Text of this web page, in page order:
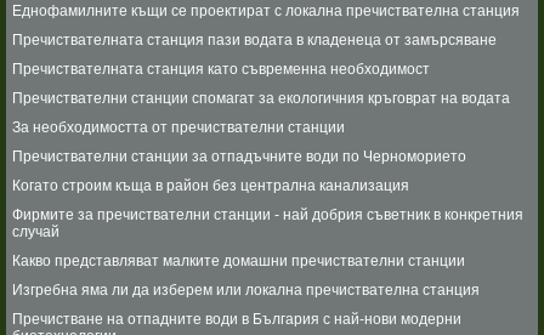
Еднофамилните къщи се проектират с локална пречиствателна станция
Пречиствателната станция пази водата в кладенеца от замърсяване
Пречиствателната станция като съвременна необходимост
Пречиствателни станции спомагат за екологичния кръговрат на водата
За необходимостта от пречиствателни станции
Пречиствателни станции за отпадъчните води по Черноморието
Когато строим къща в район без централна канализация
Фирмите за пречиствателни станции - най добрия съветник в конкретния
случай
Какво представляват малките домашни пречиствателни станции
Изгребна яма ли да изберем или локална пречиствателна станция
Пречистване на отпадните води в България с най-нови модерни